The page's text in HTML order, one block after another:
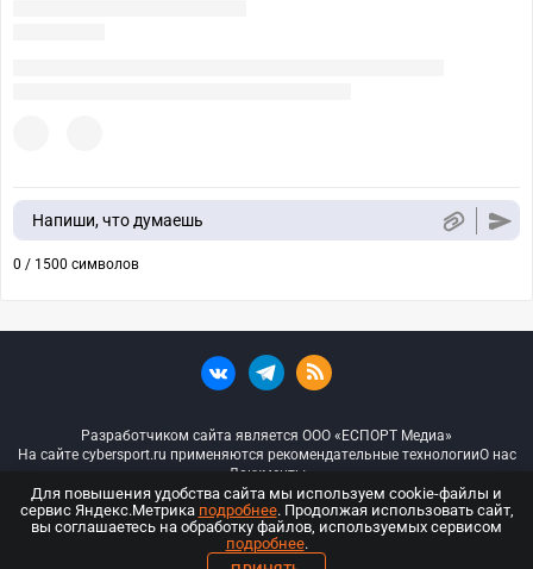
Напиши, что думаешь
0 / 1500 символов
Разработчиком сайта является ООО «ЕСПОРТ Медиа»
На сайте cybersport.ru применяются рекомендательные технологииО нас
Документы
© ООО «Киберспорт.ру» — Все права защищены
18+
Для повышения удобства сайта мы используем cookie-файлы и
сервис Яндекс.Метрика подробнее. Продолжая использовать сайт,
вы соглашаетесь на обработку файлов, используемых сервисом
подробнее.